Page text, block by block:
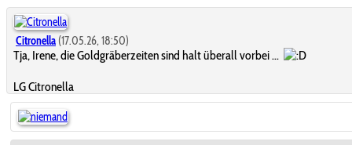
Citronella (17.05.26, 18:50)
Tja, Irene, die Goldgräberzeiten sind halt überall vorbei ...
LG Citronella